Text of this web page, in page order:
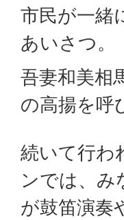
市民が一緒
あいさつ。
吾妻和美相
の高揚を呼
続いて行わ
ンでは、み
が鼓笛演奏